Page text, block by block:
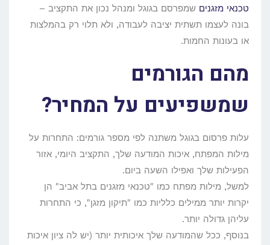
טכנאי מזגנים שמפרסם בגוגל ומנהל נכון את התקציב –
בונה לעצמו תשתית יציבה לעבודה, ולא תלוי רק בהמלצות
או בעונות החמות.
מהם הגורמים
שמשפיעים על המחיר?
עלות פרסום בגוגל משתנה לפי מספר גורמים: התחרות על
מילות המפתח, איכות המודעה שלך, התקציב היומי, אזור
הפעילות שלך ואפילו השעה ביום.
למשל, מילות מפתח כמו "טכנאי מזגנים בתל אביב" הן
יקרות יותר ממילים כלליות כמו "תיקון מזגן", כי התחרות
עליהן גדולה יותר.
בנוסף, ככל שהמודעה שלך איכותית יותר (יש לה ציון איכות